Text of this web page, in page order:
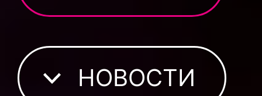
НОВОСТИ